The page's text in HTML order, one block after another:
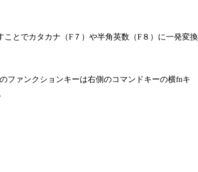
とでカタカナ（F７）や半角英数（F８）に一発変換
ファンクションキーは右側のコマンドキーの横fnキ